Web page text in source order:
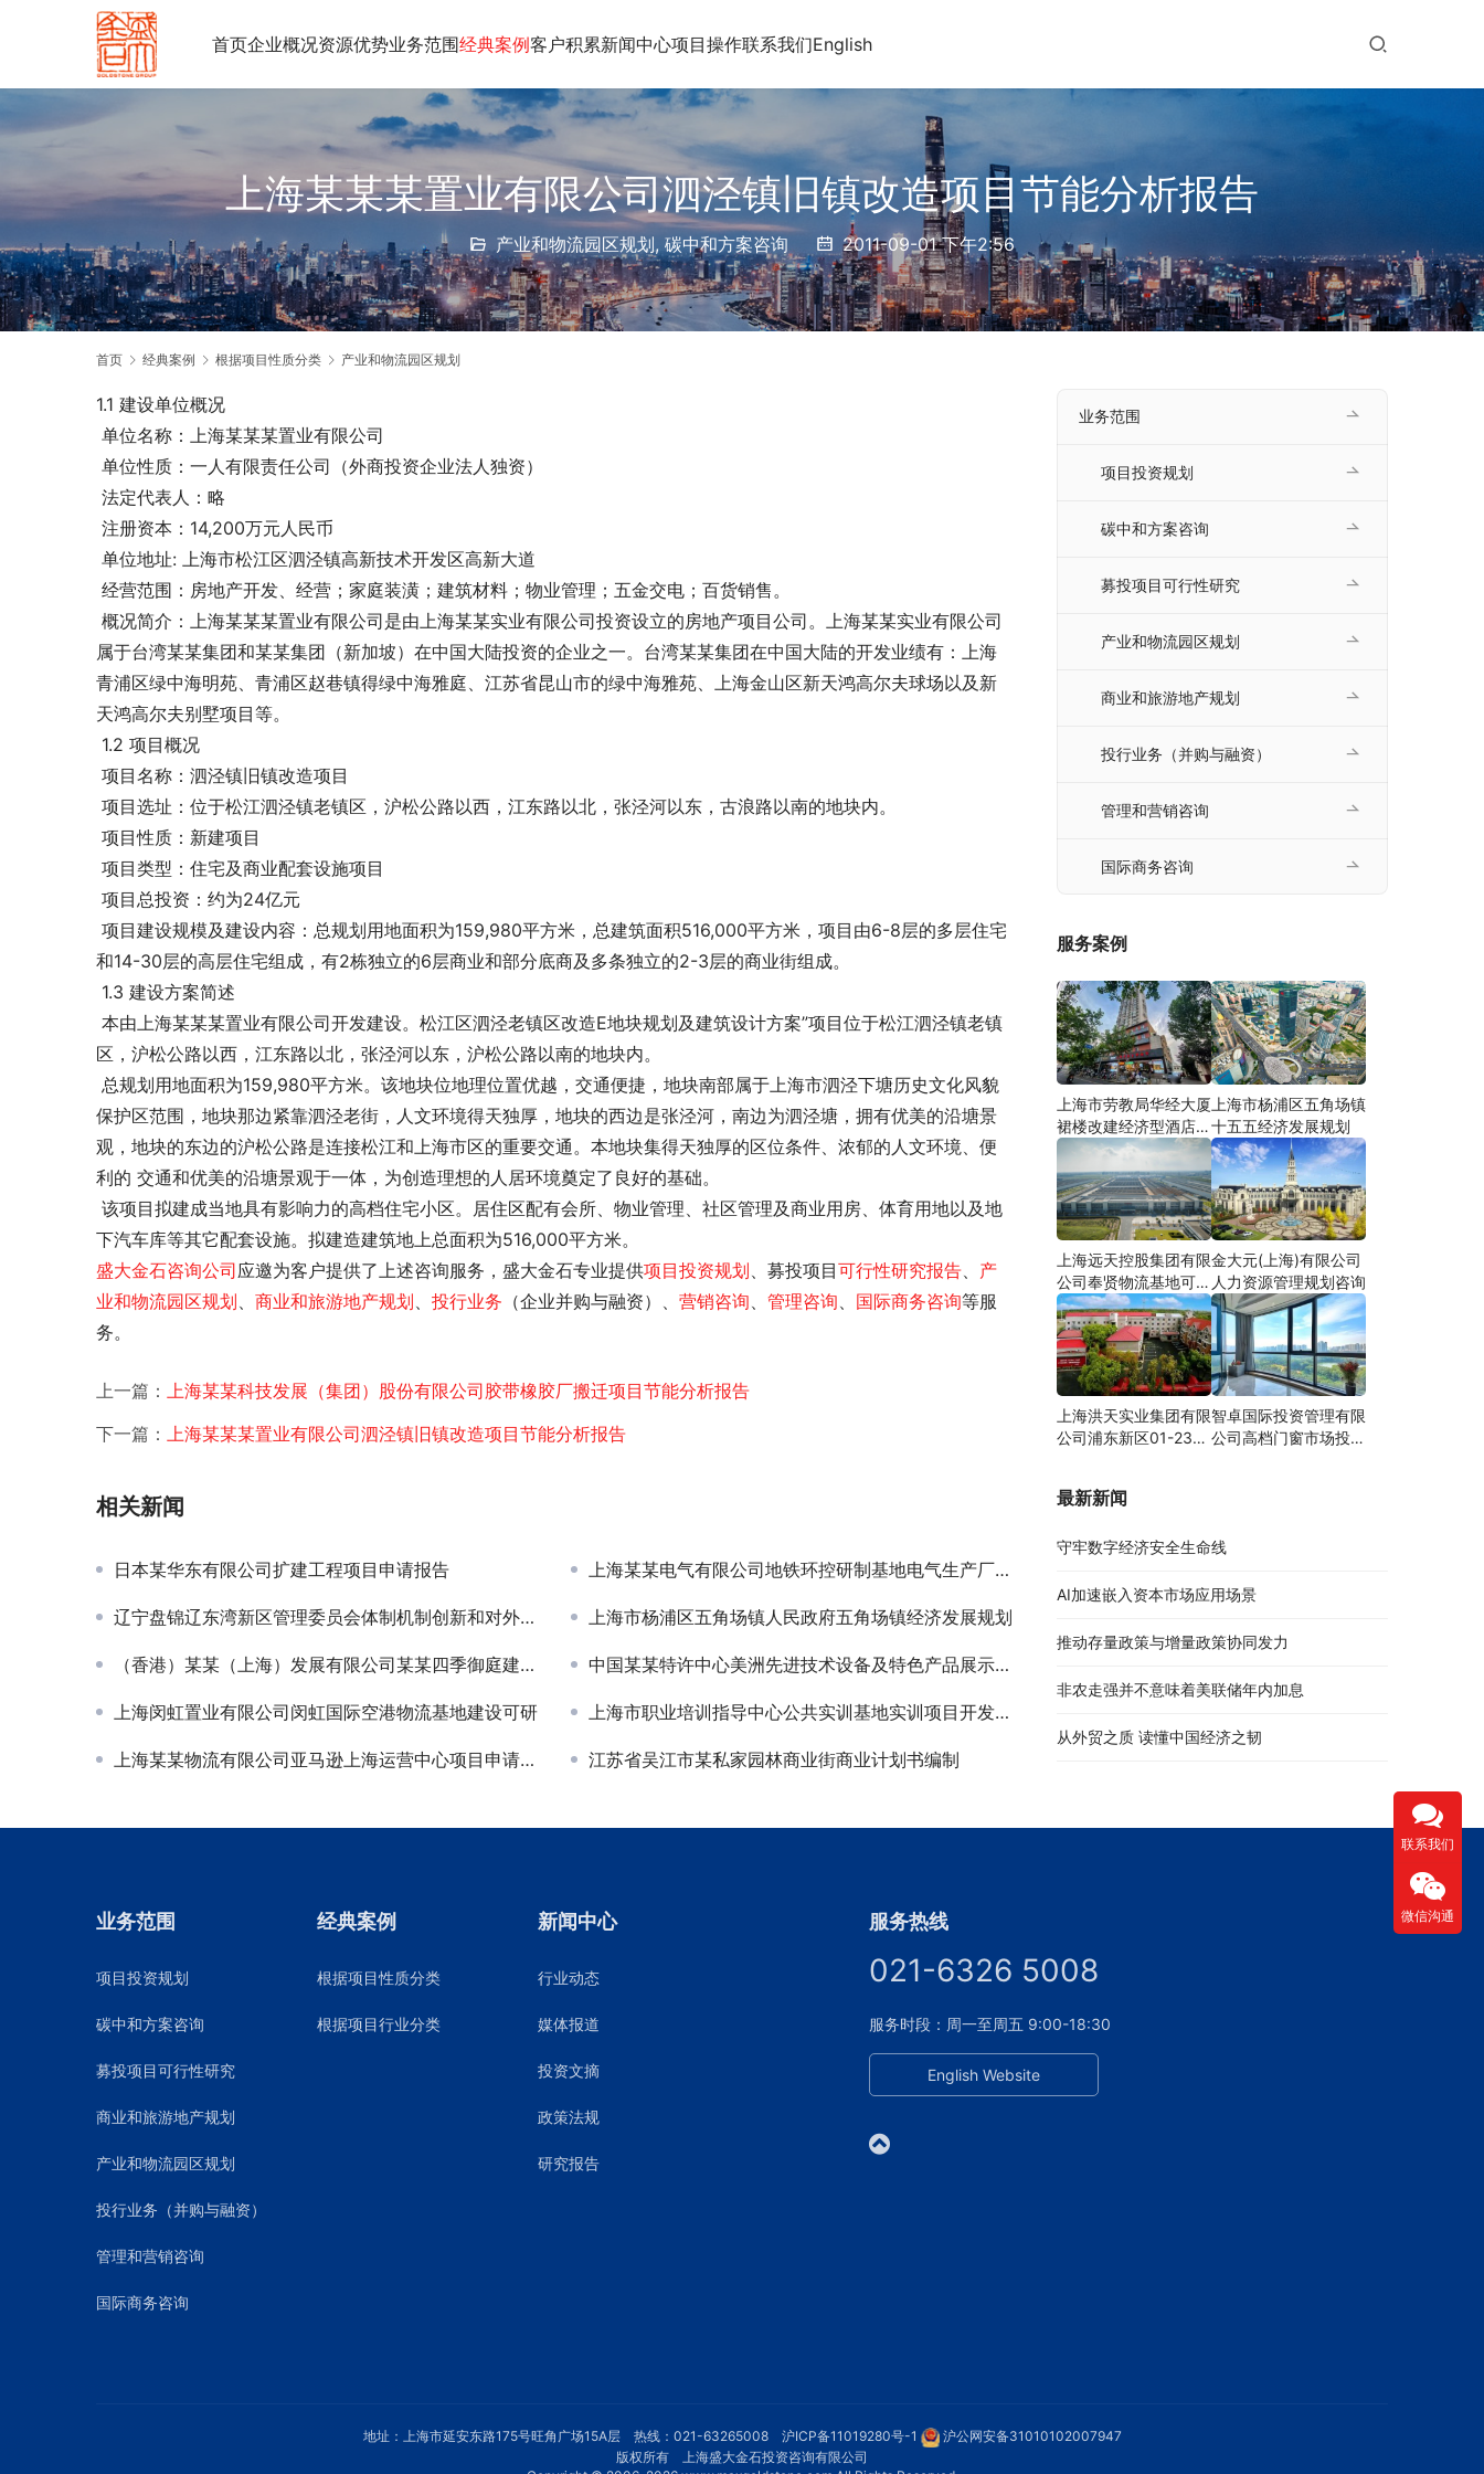
首页企业概况资源优势业务范围经典案例客户积累新闻中心项目操作联系我们English
上海某某某置业有限公司泗泾镇旧镇改造项目节能分析报告
产业和物流园区规划, 碳中和方案咨询 2011-09-01 下午2:56
首页 经典案例 根据项目性质分类 产业和物流园区规划
1.1 建设单位概况
单位名称：上海某某某置业有限公司
单位性质：一人有限责任公司（外商投资企业法人独资）
法定代表人：略
注册资本：14,200万元人民币
单位地址: 上海市松江区泗泾镇高新技术开发区高新大道
经营范围：房地产开发、经营；家庭装潢；建筑材料；物业管理；五金交电；百货销售。
属于台湾某某集团和某某集团（新加坡）在中国大陆投资的企业之一。台湾某某集团在中国大陆的开发业绩有：上海
青浦区绿中海明苑、青浦区赵巷镇得绿中海雅庭、江苏省昆山市的绿中海雅苑、上海金山区新天鸿高尔夫球场以及新
天鸿高尔夫别墅项目等。
1.2 项目概况
项目名称：泗泾镇旧镇改造项目
项目选址：位于松江泗泾镇老镇区，沪松公路以西，江东路以北，张泾河以东，古浪路以南的地块内。
项目性质：新建项目
项目类型：住宅及商业配套设施项目
项目总投资：约为24亿元
和14-30层的高层住宅组成，有2栋独立的6层商业和部分底商及多条独立的2-3层的商业街组成。
1.3 建设方案简述
本由上海某某某置业有限公司开发建设。松江区泗泾老镇区改造E地块规划及建筑设计方案”项目位于松江泗泾镇老镇
区，沪松公路以西，江东路以北，张泾河以东，沪松公路以南的地块内。
保护区范围，地块那边紧靠泗泾老街，人文环境得天独厚，地块的西边是张泾河，南边为泗泾塘，拥有优美的沿塘景
观，地块的东边的沪松公路是连接松江和上海市区的重要交通。本地块集得天独厚的区位条件、浓郁的人文环境、便
利的 交通和优美的沿塘景观于一体，为创造理想的人居环境奠定了良好的基础。
下汽车库等其它配套设施。拟建造建筑地上总面积为516,000平方米。
盛大金石咨询公司应邀为客户提供了上述咨询服务，盛大金石专业提供项目投资规划、募投项目可行性研究报告、 产
业和物流园区规划、 商业和旅游地产规划、 投行业务 （企业并购与融资）、 营销咨询、 管理咨询、 国际商务咨询等服
务。
上一篇： 上海某某科技发展（集团）股份有限公司胶带橡胶厂搬迁项目节能分析报告
下一篇： 上海某某某置业有限公司泗泾镇旧镇改造项目节能分析报告
相关新闻
日本某华东有限公司扩建工程项目申请报告 上海某某电气有限公司地铁环控研制基地电气生产厂房二期项目节能评估
辽宁盘锦辽东湾新区管理委员会体制机制创新和对外开放专项研究 上海市杨浦区五角场镇人民政府五角场镇经济发展规划
（香港）某某（上海）发展有限公司某某四季御庭建设节能评估 中国某某特许中心美洲先进技术设备及特色产品展示交易中心策划
上海闵虹置业有限公司闵虹国际空港物流基地建设可研 上海市职业培训指导中心公共实训基地实训项目开发方案
上海某某物流有限公司亚马逊上海运营中心项目申请及节能评估报告 江苏省吴江市某私家园林商业街商业计划书编制
业务范围
项目投资规划
碳中和方案咨询
募投项目可行性研究
产业和物流园区规划
商业和旅游地产规划
投行业务（并购与融资）
管理和营销咨询
国际商务咨询
服务案例
上海市劳教局华经大厦
裙楼改建经济型酒店可
研
上海市杨浦区五角场镇
十五五经济发展规划
上海远天控股集团有限
公司奉贤物流基地可行
性研究
金大元(上海)有限公司
人力资源管理规划咨询
上海洪天实业集团有限
公司浦东新区01-23地
智卓国际投资管理有限
公司高档门窗市场投资
最新新闻
守牢数字经济安全生命线
AI加速嵌入资本市场应用场景
推动存量政策与增量政策协同发力
非农走强并不意味着美联储年内加息
从外贸之质 读懂中国经济之韧
业务范围
项目投资规划
碳中和方案咨询
募投项目可行性研究
商业和旅游地产规划
产业和物流园区规划
投行业务（并购与融资）
管理和营销咨询
国际商务咨询
经典案例
根据项目性质分类
根据项目行业分类
新闻中心
行业动态
媒体报道
投资文摘
政策法规
研究报告
服务热线
021-6326 5008
服务时段：周一至周五 9:00-18:30
English Website
地址：上海市延安东路175号旺角广场15A层 热线：021-63265008 沪ICP备11019280号-1
沪公网安备31010102007947
版权所有 上海盛大金石投资咨询有限公司
联系我们
微信沟通